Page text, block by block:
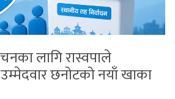
लागि रास्वपाले
छनोटको नयाँ खाका